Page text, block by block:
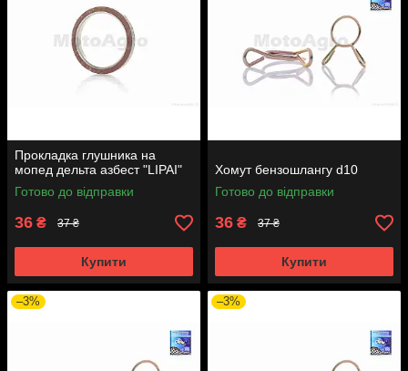
Прокладка глушника на
мопед дельта азбест "LIPAI"
Готово до відправки
36 ₴ 37 ₴
Купити
Хомут бензошлангу d10
Готово до відправки
36 ₴ 37 ₴
Купити
–3% –3%